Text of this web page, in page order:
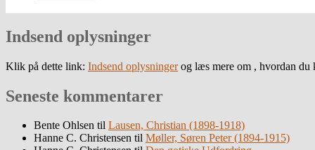
Indsend oplysninger
Klik på dette link: Indsend oplysningerog læs mere om , hvordan du
Seneste kommentarer
Bente Ohlsen til Lausen, Christian (1898-1918)
Hanne C. Christensen til Møller, Søren Peter (1894-1915)